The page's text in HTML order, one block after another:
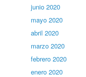
junio 2020
mayo 2020
abril 2020
marzo 2020
febrero 2020
enero 2020